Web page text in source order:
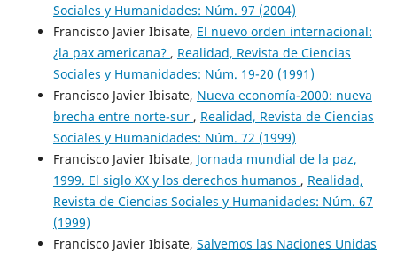
Sociales y Humanidades: Núm. 97 (2004)
Francisco Javier Ibisate, El nuevo orden internacional:
¿la pax americana? , Realidad, Revista de Ciencias
Sociales y Humanidades: Núm. 19-20 (1991)
Francisco Javier Ibisate, Nueva economía-2000: nueva
brecha entre norte-sur , Realidad, Revista de Ciencias
Sociales y Humanidades: Núm. 72 (1999)
Francisco Javier Ibisate, Jornada mundial de la paz,
1999. El siglo XX y los derechos humanos , Realidad,
Revista de Ciencias Sociales y Humanidades: Núm. 67
(1999)
Francisco Javier Ibisate, Salvemos las Naciones Unidas